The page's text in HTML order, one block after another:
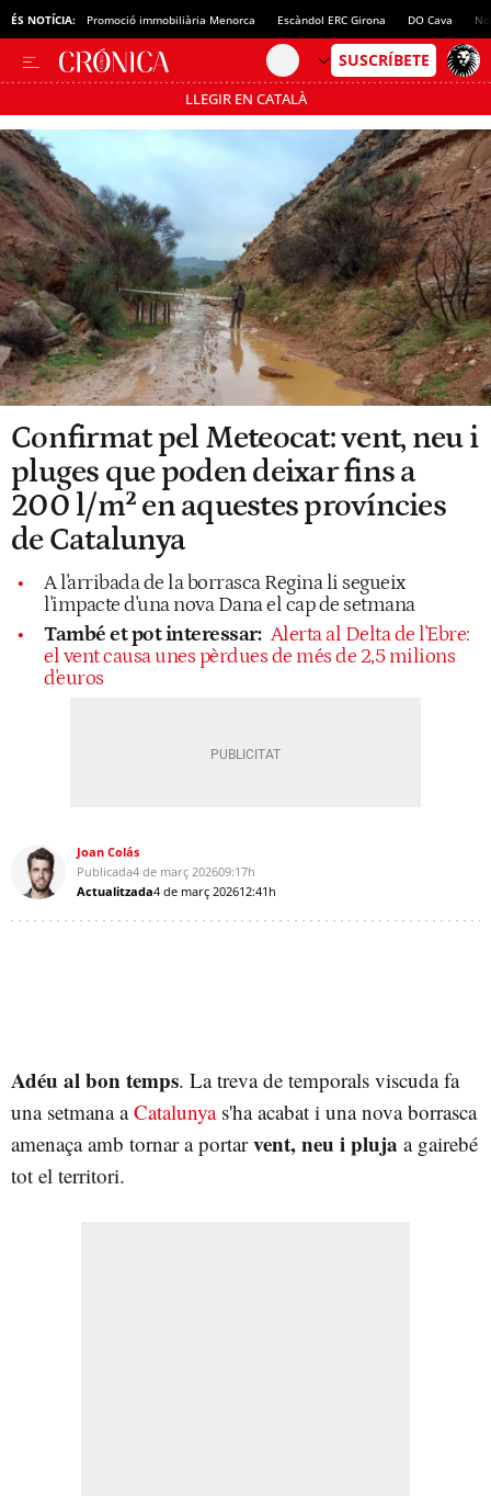
ÉS NOTÍCIA: Promoció immobiliària Menorca Escàndol ERC Girona DO Cava
LLEGIR EN CATALÀ
Passa’t al mode estalvi
Confirmat pel Meteocat: vent, neu i
pluges que poden deixar fins a
200 l/m² en aquestes províncies
de Catalunya
A l'arribada de la borrasca Regina li segueix
l'impacte d'una nova Dana el cap de setmana
També et pot interessar: Alerta al Delta de l'Ebre:
el vent causa unes pèrdues de més de 2,5 milions
d'euros
Joan Colás
Publicada4 de març 202609:17h
Actualitzada4 de març 202612:41h
Adéu al bon temps. La treva de temporals viscuda fa
una setmana aCatalunyas'ha acabat i una nova borrasca
amenaça amb tornar a portarvent, neu i pluja a gairebé
tot el territori.